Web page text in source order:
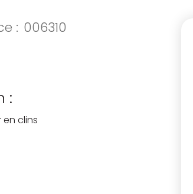
: 006310
:
clins